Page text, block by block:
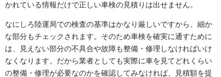
かれている情報だけで正しい車検の見積りは出せません。
なにしろ陸運局での検査の基準はかなり厳しいですから、細か
な部分もチェックされます。そのため車検を確実に通すために
は、見えない部分の不具合や故障も整備・修理しなければいけ
なくなります。だから業者としても実際に車を見てどれくらい
の整備・修理が必要なのかを確認してみなければ、見積額を提